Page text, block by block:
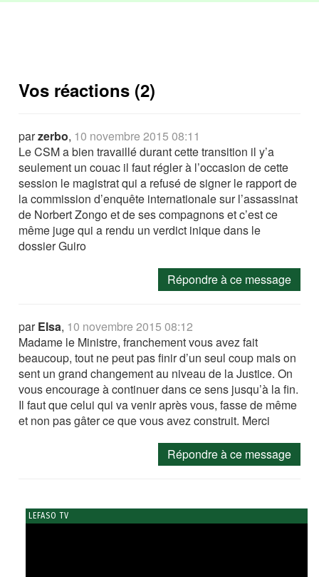
Vos réactions (2)
parzerbo, 10 novembre 2015 08:11
Le CSM a bien travaillé durant cette transition il y’a
seulement un couac il faut régler à l’occasion de cette
session le magistrat qui a refusé de signer le rapport de
la commission d’enquête internationale sur l’assassinat
de Norbert Zongo et de ses compagnons et c’est ce
même juge qui a rendu un verdict inique dans le
dossier Guiro
Répondre à ce message
parElsa, 10 novembre 2015 08:12
Madame le Ministre, franchement vous avez fait
beaucoup, tout ne peut pas finir d’un seul coup mais on
sent un grand changement au niveau de la Justice. On
vous encourage à continuer dans ce sens jusqu’à la fin.
Il faut que celui qui va venir après vous, fasse de même
et non pas gâter ce que vous avez construit. Merci
Répondre à ce message
LEFASO TV